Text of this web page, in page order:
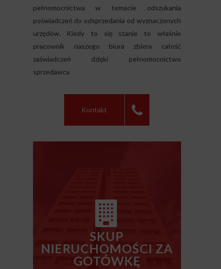
pełnomocnictwa w temacie odszukania
poświadczeń do odsprzedania od wyznaczonych
urzędów. Kiedy to się stanie to właśnie
pracownik naszego biura zbiera całość
zaświadczeń dzięki pełnomocnictwo
sprzedawcy.
Kontakt
SKUP
NIERUCHOMOŚCI ZA
GOTÓWKĘ